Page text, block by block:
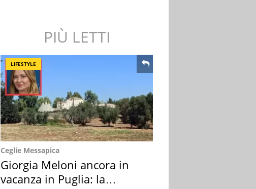
PIÙ LETTI
LIFESTYLE
Ceglie Messapica
Giorgia Meloni ancora in
vacanza in Puglia: la